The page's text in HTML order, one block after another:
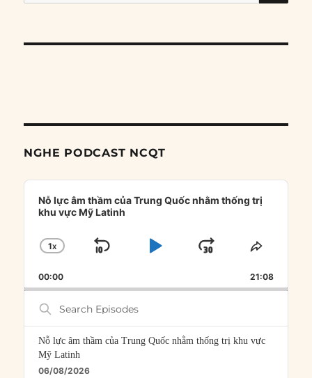
for:
NGHE PODCAST NCQT
Audio
Player
Nỗ lực âm thầm của Trung Quốc nhằm thống trị
khu vực Mỹ Latinh
CHANGE
RATE
1X
SKIP
PLAYJUMP
FORWARD
SHARE
00:00 21:08
Search
Episodes
Nỗ lực âm thầm của Trung Quốc nhằm thống trị khu vực
Mỹ Latinh
06/08/2026